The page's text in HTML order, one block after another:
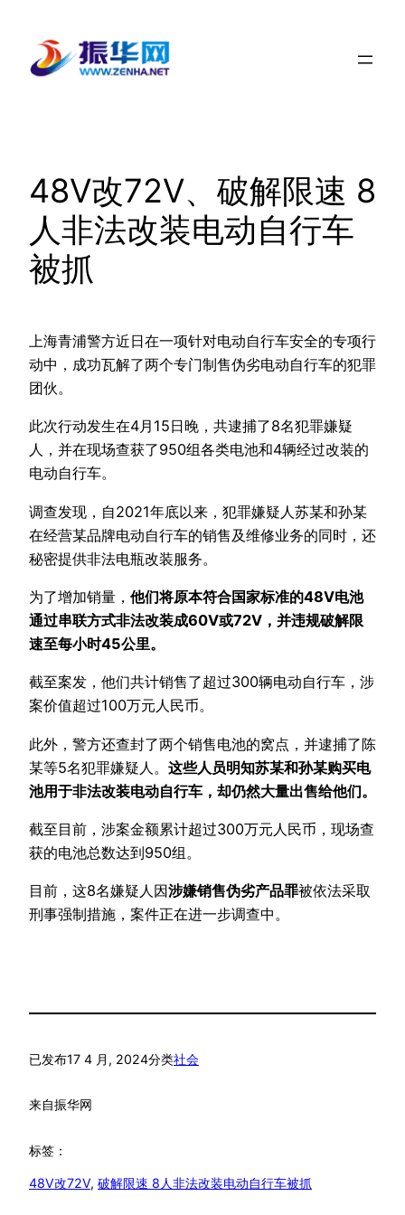
48V改72V、破解限速 8
人非法改装电动自行车
被抓
上海青浦警方近日在一项针对电动自行车安全的专项行
动中，成功瓦解了两个专门制售伪劣电动自行车的犯罪
团伙。
此次行动发生在4月15日晚，共逮捕了8名犯罪嫌疑
人，并在现场查获了950组各类电池和4辆经过改装的
电动自行车。
调查发现，自2021年底以来，犯罪嫌疑人苏某和孙某
在经营某品牌电动自行车的销售及维修业务的同时，还
秘密提供非法电瓶改装服务。
为了增加销量， 他们将原本符合国家标准的48V电池
通过串联方式非法改装成60V或72V，并违规破解限
速至每小时45公里。
截至案发，他们共计销售了超过300辆电动自行车，涉
案价值超过100万元人民币。
此外，警方还查封了两个销售电池的窝点，并逮捕了陈
某等5名犯罪嫌疑人。 这些人员明知苏某和孙某购买电
池用于非法改装电动自行车，却仍然大量出售给他们。
截至目前，涉案金额累计超过300万元人民币，现场查
获的电池总数达到950组。
目前，这8名嫌疑人因涉嫌销售伪劣产品罪被依法采取
刑事强制措施，案件正在进一步调查中。
已发布17 4 月, 2024分类社会
来自振华网
标签：
48V改72V, 破解限速 8人非法改装电动自行车被抓